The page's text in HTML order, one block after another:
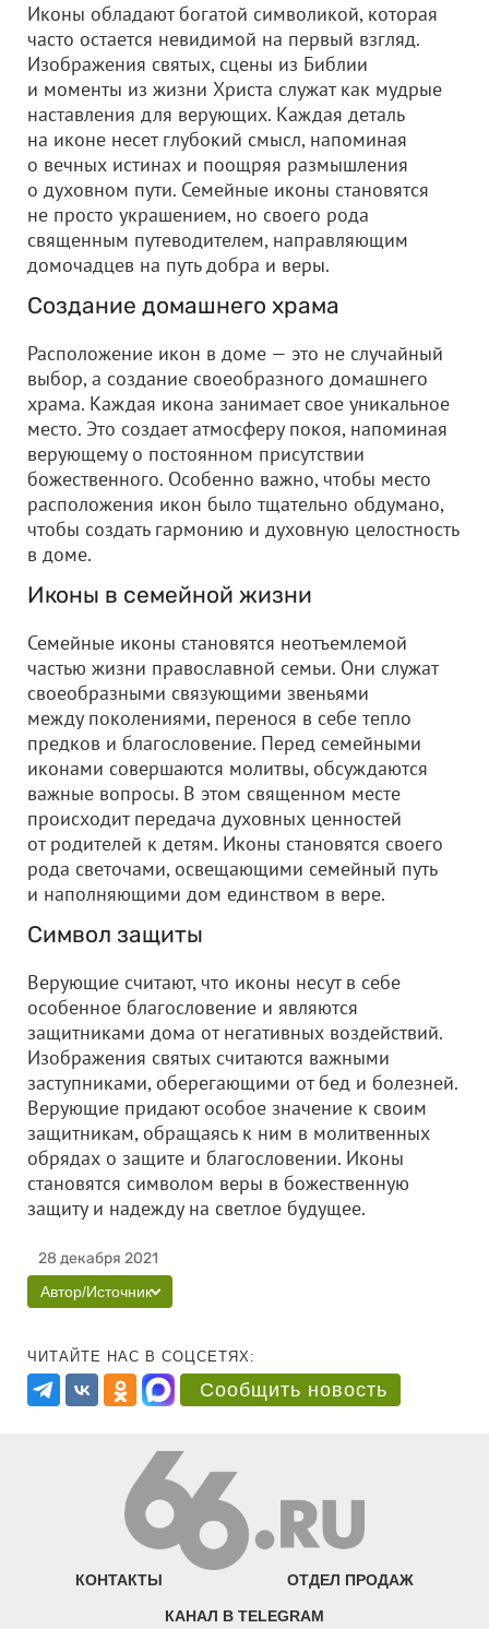
Иконы обладают богатой символикой, которая
часто остается невидимой на первый взгляд.
Изображения святых, сцены из Библии
и моменты из жизни Христа служат как мудрые
наставления для верующих. Каждая деталь
на иконе несет глубокий смысл, напоминая
о вечных истинах и поощряя размышления
о духовном пути. Семейные иконы становятся
не просто украшением, но своего рода
священным путеводителем, направляющим
домочадцев на путь добра и веры.
Создание домашнего храма
Расположение икон в доме — это не случайный
выбор, а создание своеобразного домашнего
храма. Каждая икона занимает свое уникальное
место. Это создает атмосферу покоя, напоминая
верующему о постоянном присутствии
божественного. Особенно важно, чтобы место
расположения икон было тщательно обдумано,
чтобы создать гармонию и духовную целостность
в доме.
Иконы в семейной жизни
Семейные иконы становятся неотъемлемой
частью жизни православной семьи. Они служат
своеобразными связующими звеньями
между поколениями, перенося в себе тепло
предков и благословение. Перед семейными
иконами совершаются молитвы, обсуждаются
важные вопросы. В этом священном месте
происходит передача духовных ценностей
от родителей к детям. Иконы становятся своего
рода светочами, освещающими семейный путь
и наполняющими дом единством в вере.
Символ защиты
Верующие считают, что иконы несут в себе
особенное благословение и являются
защитниками дома от негативных воздействий.
Изображения святых считаются важными
заступниками, оберегающими от бед и болезней.
Верующие придают особое значение к своим
защитникам, обращаясь к ним в молитвенных
обрядах о защите и благословении. Иконы
становятся символом веры в божественную
защиту и надежду на светлое будущее.
28 декабря 2021
Автор/Источник
ЧИТАЙТЕ НАС В СОЦСЕТЯХ:
Сообщить новость
КОНТАКТЫ ОТДЕЛ ПРОДАЖ
КАНАЛ В TELEGRAM